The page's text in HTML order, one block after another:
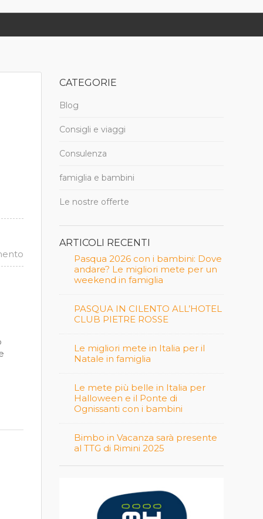
CATEGORIE
Blog
Consigli e viaggi
Consulenza
famiglia e bambini
Le nostre offerte
ARTICOLI RECENTI
Pasqua 2026 con i bambini: Dove
andare? Le migliori mete per un
weekend in famiglia
PASQUA IN CILENTO ALL’HOTEL
CLUB PIETRE ROSSE
Le migliori mete in Italia per il
Natale in famiglia
Le mete più belle in Italia per
Halloween e il Ponte di
Ognissanti con i bambini
Bimbo in Vacanza sarà presente
al TTG di Rimini 2025